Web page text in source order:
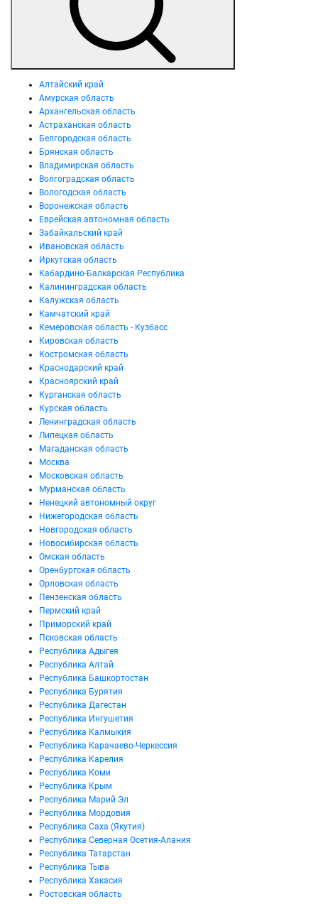
Алтайский край
Амурская область
Архангельская область
Астраханская область
Белгородская область
Брянская область
Владимирская область
Волгоградская область
Вологодская область
Воронежская область
Еврейская автономная область
Забайкальский край
Ивановская область
Иркутская область
Кабардино-Балкарская Республика
Калининградская область
Калужская область
Камчатский край
Кемеровская область - Кузбасс
Кировская область
Костромская область
Краснодарский край
Красноярский край
Курганская область
Курская область
Ленинградская область
Липецкая область
Магаданская область
Москва
Московская область
Мурманская область
Ненецкий автономный округ
Нижегородская область
Новгородская область
Новосибирская область
Омская область
Оренбургская область
Орловская область
Пензенская область
Пермский край
Приморский край
Псковская область
Республика Адыгея
Республика Алтай
Республика Башкортостан
Республика Бурятия
Республика Дагестан
Республика Ингушетия
Республика Калмыкия
Республика Карачаево-Черкессия
Республика Карелия
Республика Коми
Республика Крым
Республика Марий Эл
Республика Мордовия
Республика Саха (Якутия)
Республика Северная Осетия-Алания
Республика Татарстан
Республика Тыва
Республика Хакасия
Ростовская область